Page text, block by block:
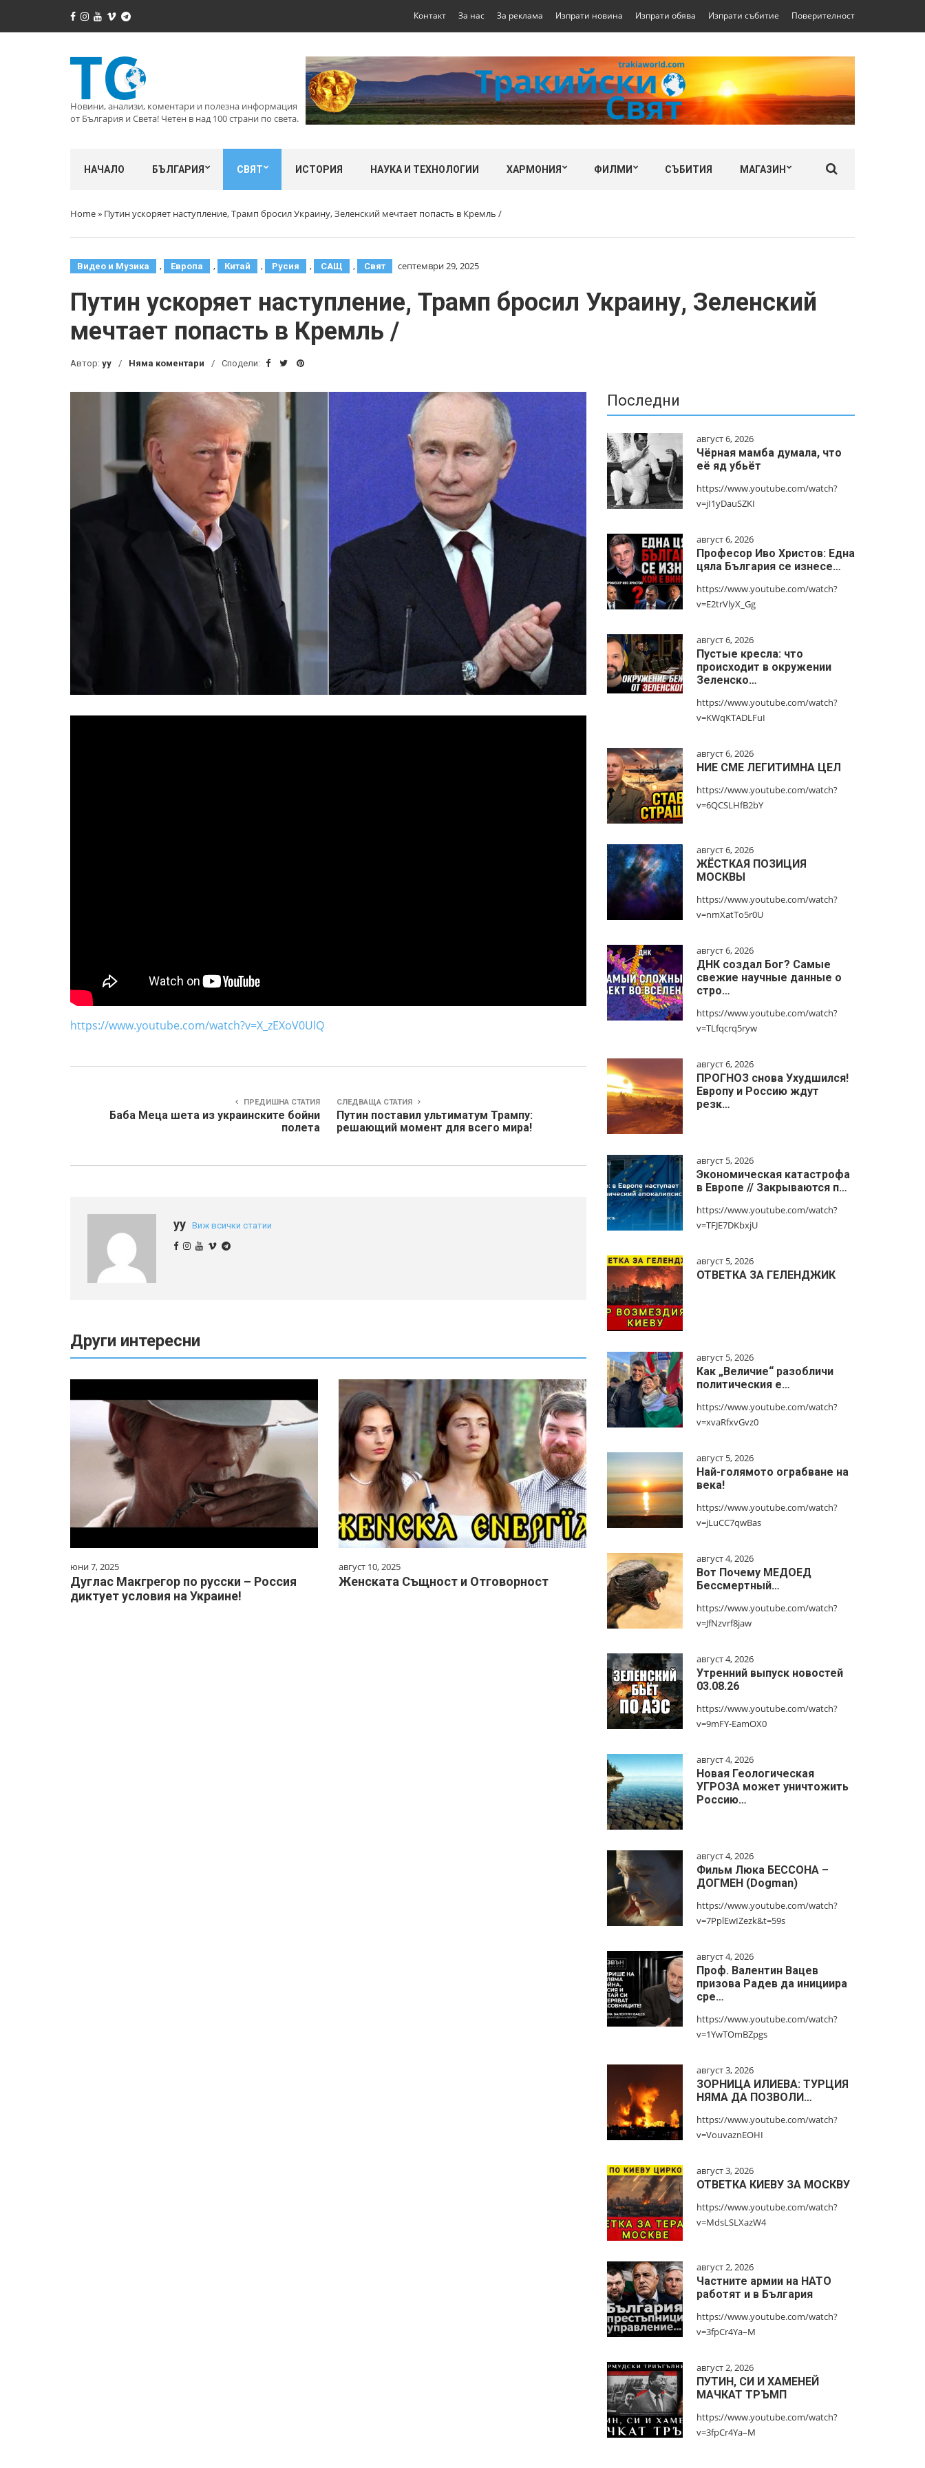
Контакт За нас За реклама Изпрати новина Изпрати обява Изпрати събитие Поверителност
Новини, анализи, коментари и полезна информация
от България и Света! Четен в над 100 страни по света.
НАЧАЛО БЪЛГАРИЯ СВЯТ ИСТОРИЯ НАУКА И ТЕХНОЛОГИИ ХАРМОНИЯ ФИЛМИ СЪБИТИЯ МАГАЗИН
Home» Путин ускоряет наступление, Трамп бросил Украину, Зеленский мечтает попасть в Кремль /
Видео и Музика , Европа , Китай , Русия , САЩ , Свят септември 29, 2025
Путин ускоряет наступление, Трамп бросил Украину, Зеленский
мечтает попасть в Кремль /
Автор: yy Няма коментари Сподели:
https://www.youtube.com/watch?v=X_zEXoV0UlQ
ПРЕДИШНА СТАТИЯ
Баба Меца шета из украинските бойни
полета
СЛЕДВАЩА СТАТИЯ
Путин поставил ультиматум Трампу:
решающий момент для всего мира!
yy Виж всички статии
Други интересни
юни 7, 2025
Дуглас Макгрегор по русски – Россия
диктует условия на Украине!
август 10, 2025
Женската Същност и Отговорност
Последни
август 6, 2026
Чёрная мамба думала, что
её яд убьёт
https://www.youtube.com/watch?
v=jI1yDauSZKI
август 6, 2026
Професор Иво Христов: Една
цяла България се изнесе…
https://www.youtube.com/watch?
v=E2trVlyX_Gg
август 6, 2026
Пустые кресла: что
происходит в окружении
Зеленско…
https://www.youtube.com/watch?
v=KWqKTADLFuI
август 6, 2026
НИЕ СМЕ ЛЕГИТИМНА ЦЕЛ
https://www.youtube.com/watch?
v=6QCSLHfB2bY
август 6, 2026
ЖЁСТКАЯ ПОЗИЦИЯ
МОСКВЫ
https://www.youtube.com/watch?
v=nmXatTo5r0U
август 6, 2026
ДНК создал Бог? Самые
свежие научные данные о
стро…
https://www.youtube.com/watch?
v=TLfqcrq5ryw
август 6, 2026
ПРОГНОЗ снова Ухудшился!
Европу и Россию ждут
резк…
август 5, 2026
Экономическая катастрофа
в Европе // Закрываются п…
https://www.youtube.com/watch?
v=TFJE7DKbxjU
август 5, 2026
ОТВЕТКА ЗА ГЕЛЕНДЖИК
август 5, 2026
Как „Величие“ разобличи
политическия е…
https://www.youtube.com/watch?
v=xvaRfxvGvz0
август 5, 2026
Най-голямото ограбване на
века!
https://www.youtube.com/watch?
v=jLuCC7qwBas
август 4, 2026
Вот Почему МЕДОЕД
Бессмертный…
https://www.youtube.com/watch?
v=JfNzvrf8jaw
август 4, 2026
Утренний выпуск новостей
03.08.26
https://www.youtube.com/watch?
v=9mFY-EamOX0
август 4, 2026
Новая Геологическая
УГРОЗА может уничтожить
Россию…
август 4, 2026
Фильм Люка БЕССОНА –
ДОГМЕН (Dogman)
https://www.youtube.com/watch?
v=7PplEwIZezk&t=59s
август 4, 2026
Проф. Валентин Вацев
призова Радев да инициира
сре…
https://www.youtube.com/watch?
v=1YwTOmBZpgs
август 3, 2026
ЗОРНИЦА ИЛИЕВА: ТУРЦИЯ
НЯМА ДА ПОЗВОЛИ…
https://www.youtube.com/watch?
v=VouvaznEOHI
август 3, 2026
ОТВЕТКА КИЕВУ ЗА МОСКВУ
https://www.youtube.com/watch?
v=MdsLSLXazW4
август 2, 2026
Частните армии на НАТО
работят и в България
https://www.youtube.com/watch?
v=3fpCr4Ya–M
август 2, 2026
ПУТИН, СИ И ХАМЕНЕЙ
МАЧКАТ ТРЪМП
https://www.youtube.com/watch?
v=3fpCr4Ya–M